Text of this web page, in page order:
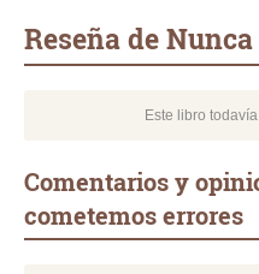
Reseña de
Este libro
Comentarios y
cometemos errores